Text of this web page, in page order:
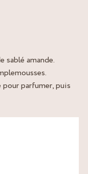
sablé amande.
parfumer, puis